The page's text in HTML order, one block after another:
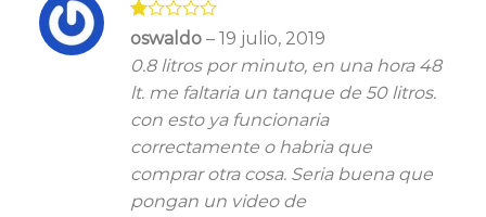
Valorado
1
de
5
oswaldo – 19 julio, 2019
0.8 litros por minuto, en una hora 48
lt. me faltaria un tanque de 50 litros.
con esto ya funcionaria
correctamente o habria que
comprar otra cosa. Seria buena que
pongan un video de